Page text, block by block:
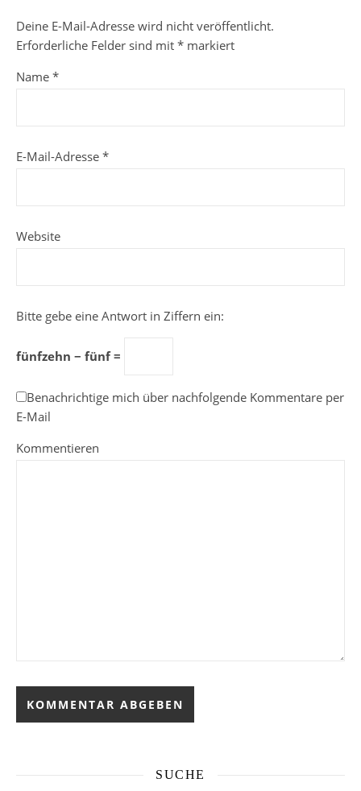
Deine E-Mail-Adresse wird nicht veröffentlicht.
Erforderliche Felder sind mit * markiert
Name *
E-Mail-Adresse *
Website
Bitte gebe eine Antwort in Ziffern ein:
fünfzehn − fünf =
Benachrichtige mich über nachfolgende Kommentare per
E-Mail
Kommentieren
SUCHE